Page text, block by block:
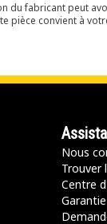
du fabricant peut
pièce convient à
Nous
Trouver
Centre